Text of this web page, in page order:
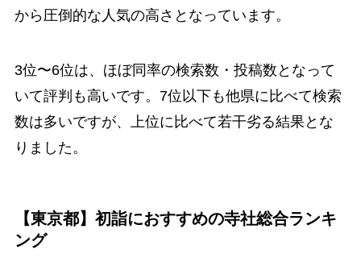
から圧倒的な人気の高さとなっています。
3位〜6位は、ほぼ同率の検索数・投稿数となって
いて評判も高いです。7位以下も他県に比べて検索
数は多いですが、上位に比べて若干劣る結果とな
りました。
【東京都】初詣におすすめの寺社総合ランキ
ング